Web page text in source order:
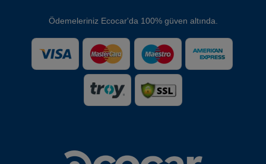
Ödemeleriniz Ecocar'da 100% güven altında.